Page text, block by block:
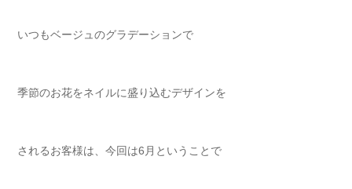
いつもベージュのグラデーションで
季節のお花をネイルに盛り込むデザインを
されるお客様は、今回は6月ということで